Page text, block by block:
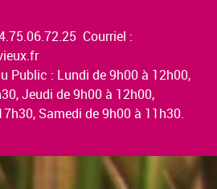
Courriel :
Public : Lundi de 9h00 à 12h00,
Jeudi de 9h00 à 12h00,
Samedi de 9h00 à 11h30.